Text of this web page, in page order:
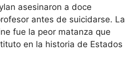
asesinaron a doce
antes de suicidarse. La
fue la peor matanza que
en la historia de Estados